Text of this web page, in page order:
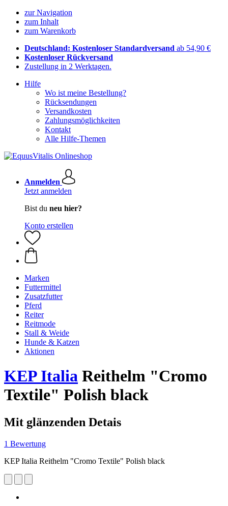
zur Navigation
zum Inhalt
zum Warenkorb
Deutschland: Kostenloser Standardversand ab 54,90 €
Kostenloser Rückversand
Zustellung in 2 Werktagen.
Hilfe
Wo ist meine Bestellung?
Rücksendungen
Versandkosten
Zahlungsmöglichkeiten
Kontakt
Alle Hilfe-Themen
Anmelden
Jetzt anmelden
Bist du neu hier?
Konto erstellen
Marken
Futtermittel
Zusatzfutter
Pferd
Reiter
Reitmode
Stall & Weide
Hunde & Katzen
Aktionen
KEP Italia Reithelm "Cromo
Textile" Polish black
Mit glänzenden Detais
1 Bewertung
KEP Italia Reithelm "Cromo Textile" Polish black